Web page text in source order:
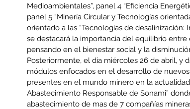
Covid-19DESPIDOSEconomicoMELMINERIAMujerMundo
saludo
Medioambientales”, panel 4 “Eficiencia
panel 5 “Minería Circular y Tecnologías
orientado a las “Tecnologías de
se destacará la importancia del equilibrio
pensando en el bienestar social y la
Posteriormente, el día miércoles 26 de abril, y
módulos enfocados en el desarrollo de
presentes en el mundo minero en la
Abastecimiento Responsable de Sonami”
abastecimiento de mas de 7 compañías